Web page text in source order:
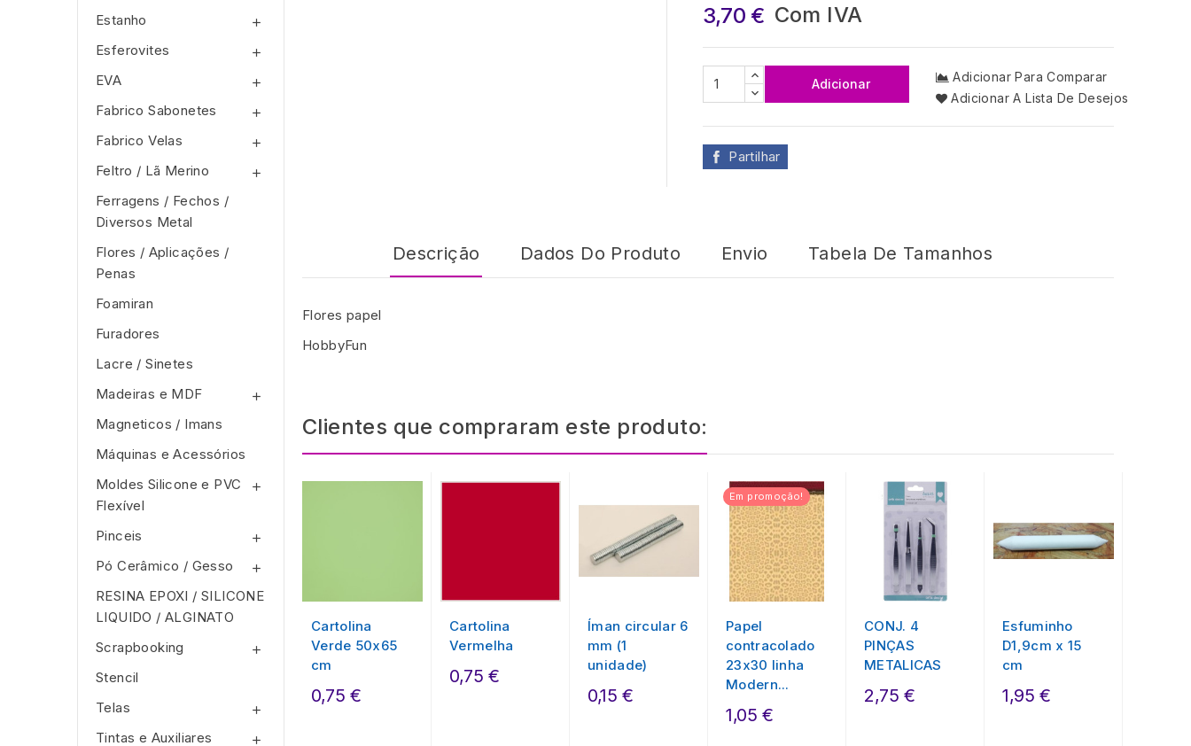
Estanho 
Esferovites 
EVA 
Fabrico Sabonetes 
Fabrico Velas 
Feltro / Lã Merino 
Ferragens / Fechos /
Diversos Metal
Flores / Aplicações /
Penas
Foamiran
Furadores
Lacre / Sinetes
Madeiras e MDF

Magneticos / Imans
Máquinas e Acessórios
Moldes Silicone e PVC
Flexível

Pinceis 
Pó Cerâmico / Gesso 
RESINA EPOXI / SILICONE
LIQUIDO / ALGINATO
Scrapbooking

Stencil
Telas

Tintas e Auxiliares 
3,70 € Com IVA
Adicionar
Adicionar Para Comparar
Adicionar A Lista De Desejos
Partilhar
Descrição Dados Do Produto Envio Tabela De Tamanhos
Flores papel
HobbyFun
Clientes que compraram este produto:
Cartolina
Verde 50x65
cm
0,75 €
Cartolina
Vermelha
0,75 €
Íman circular 6
mm (1
unidade)
0,15 €
Em promoção!
Papel
contracolado
23x30 linha
Modern...
1,05 €
CONJ. 4
PINÇAS
METALICAS
2,75 €
Esfuminho
D1,9cm x 15
cm
1,95 €